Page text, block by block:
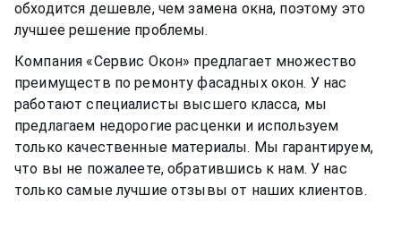
обходится дешевле, чем замена окна, поэтому это
лучшее решение проблемы.
Компания «Сервис Окон» предлагает множество
преимуществ по ремонту фасадных окон. У нас
работают специалисты высшего класса, мы
предлагаем недорогие расценки и используем
только качественные материалы. Мы гарантируем,
что вы не пожалеете, обратившись к нам. У нас
только самые лучшие отзывы от наших клиентов.